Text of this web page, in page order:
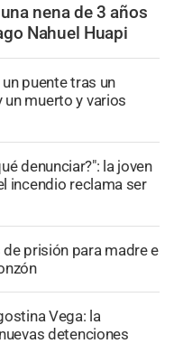
nena de 3 años
Nahuel Huapi
puente tras un
un muerto y varios
denunciar?": la joven
incendio reclama ser
prisión para madre e
Vega: la
detenciones